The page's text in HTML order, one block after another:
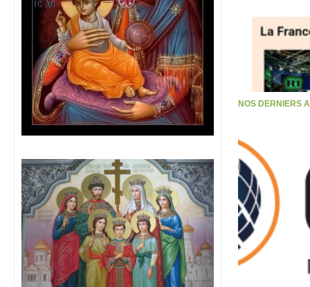
NOS DERNIERS